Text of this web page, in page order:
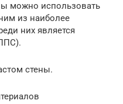
можно использовать
из наиболее
них является
стены.